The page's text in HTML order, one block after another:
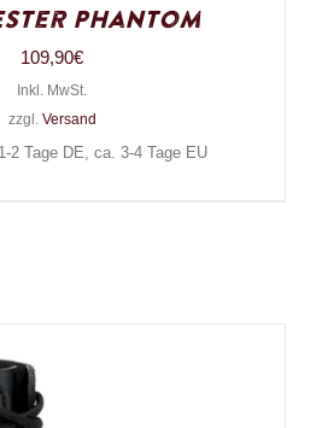
Phantom
109,90€
Inkl. MwSt.
zzgl. Versand
2 Tage DE, ca. 3-4 Tage EU